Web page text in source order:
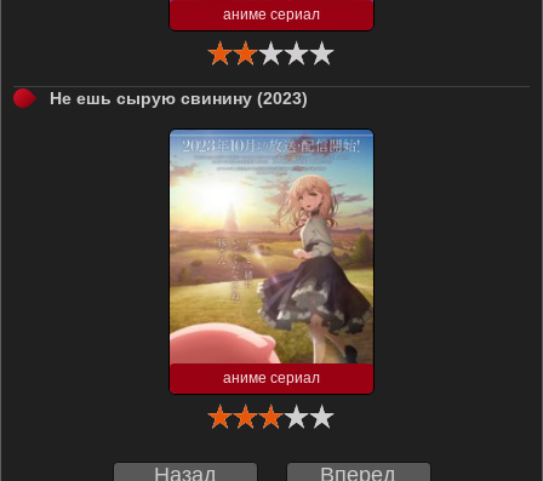
аниме сериал
Не ешь сырую свинину (2023)
аниме сериал
Назад Вперед